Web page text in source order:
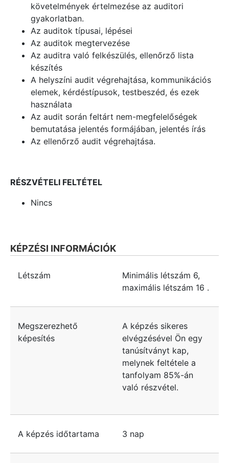
követelmények értelmezése az auditori
gyakorlatban.
Az auditok típusai, lépései
Az auditok megtervezése
Az auditra való felkészülés, ellenőrző lista
készítés
A helyszíni audit végrehajtása, kommunikációs
elemek, kérdéstípusok, testbeszéd, és ezek
használata
Az audit során feltárt nem-megfelelőségek
bemutatása jelentés formájában, jelentés írás
Az ellenőrző audit végrehajtása.
RÉSZVÉTELI FELTÉTEL
Nincs
KÉPZÉSI INFORMÁCIÓK
Létszám Minimális létszám 6,
maximális létszám 16 .
Megszerezhető
képesítés
A képzés sikeres
elvégzésével Ön egy
tanúsítványt kap,
melynek feltétele a
tanfolyam 85%-án
való részvétel.
A képzés időtartama 3 nap